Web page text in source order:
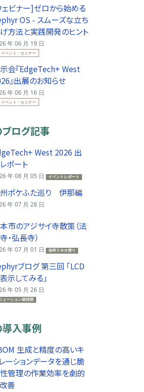
ェビナー]ゼロから始める
OS - スムーズな立ち
方法と実践開発のヒント
年 06 月 19 日
イベント・セミナー
会『EdgeTech+ West
』出展のお知らせ
年 06 月 16 日
イベント・セミナー
ログ記事
West 2026 出
ポート
年 08 月 05 日 イベントレポート
ポケふた巡り 伊那編
年 07 月 28 日
市のアジサイ寺散策（法
・弘長寺）
年 07 月 01 日 信州リネオ便り
ブログ 第三回 「LCD
示してみる」
年 05 月 26 日
ューション統括部
入事例
生成と精度の高いキ
ーションデータを通じ脆
管理の作業効率を劇的
善